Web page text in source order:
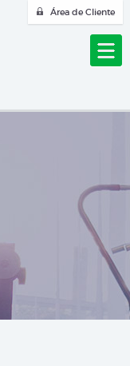
Área de Cliente